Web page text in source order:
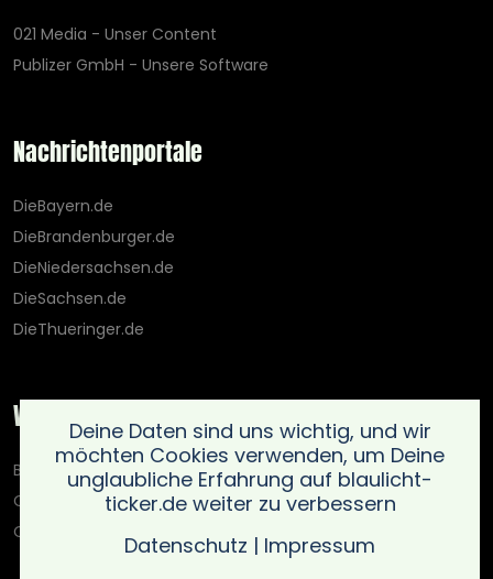
021 Media - Unser Content
Publizer GmbH - Unsere Software
Nachrichtenportale
DieBayern.de
DieBrandenburger.de
DieNiedersachsen.de
DieSachsen.de
DieThueringer.de
Weitere Portale
Blaulicht-Ticker.de
Oberlausitz.holiday
OnlinedatingKompass.de
Deine Daten sind uns wichtig, und wir
möchten Cookies verwenden, um Deine
unglaubliche Erfahrung auf blaulicht-
ticker.de weiter zu verbessern
Datenschutz | Impressum